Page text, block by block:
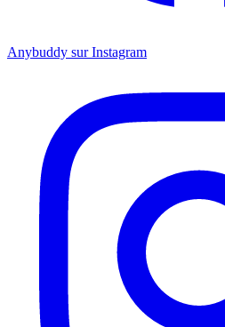
Anybuddy sur Instagram